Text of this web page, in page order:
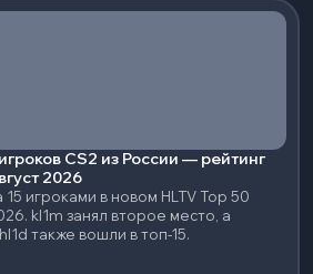
CS2 из России — рейтинг
2026
игроками в новом HLTV Top 50
kl1m занял второе место, а
также вошли в топ-15.